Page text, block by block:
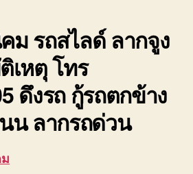
มรถสไลด์ ลากจูง
เหตุ โทร
ดึงรถ กู้รถตกข้าง
น ลากรถด่วน